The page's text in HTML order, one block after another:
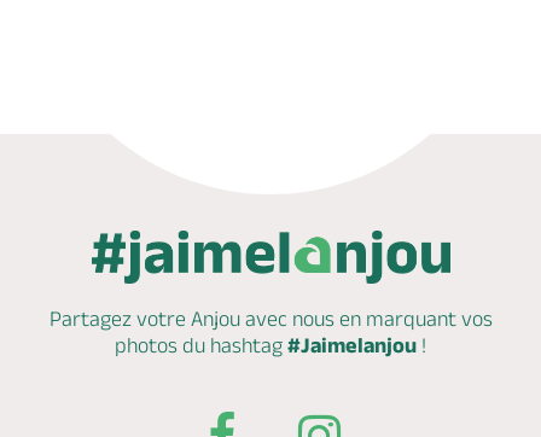
Partagez votre Anjou avec nous en marquantvos
photos du hashtag #Jaimelanjou !